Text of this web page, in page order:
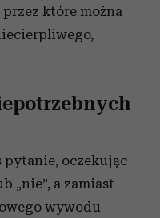
przez które można
pytanie, oczekując
„nie”, a zamiast
wywodu